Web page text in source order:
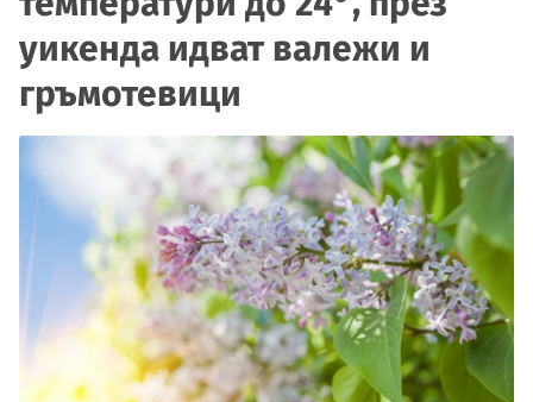
уикенда идват валежи и
гръмотевици